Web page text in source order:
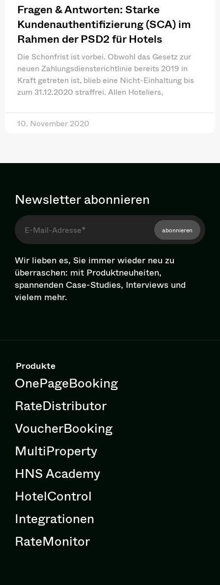
Fragen & Antworten: Starke
Kundenauthentifizierung (SCA) im
Rahmen der PSD2 für Hotels
Die Schonfrist ist vorbei. Obwohl das Gesetz zur
neuen Zahlungsdiensterichtlinie bereits 2019 in
Kraft getreten ist, blieb eine Nicht-Einhaltung bis
zum 31.12.2020 straffrei. Allen Hoteliers,
10. November 2020
Newsletter abonnieren
abonnieren
Wir lieben es, Sie immer wieder neu zu
überraschen: mit Pro­dukt­neu­hei­ten,
spannenden Case-Studies, Interviews und
vielem mehr.
Produkte
OnePageBooking
RateDistributor
VoucherBooking
MultiProperty
HNS Academy
HotelControl
Integrationen
RateMonitor